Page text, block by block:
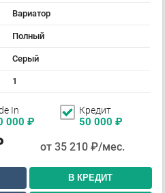
Вариатор
Полный
Серый
1
In
000 ₽
Кредит
50 000 ₽
от 35 210₽/мес.
В КРЕДИТ